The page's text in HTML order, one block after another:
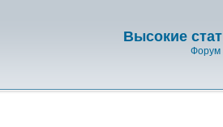
Высокие
Форум